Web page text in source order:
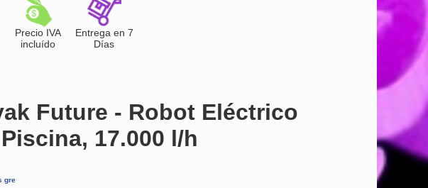
Precio IVA
incluído
Entrega en 7
Días
Future - Robot Eléctrico
17.000 l/h
gre